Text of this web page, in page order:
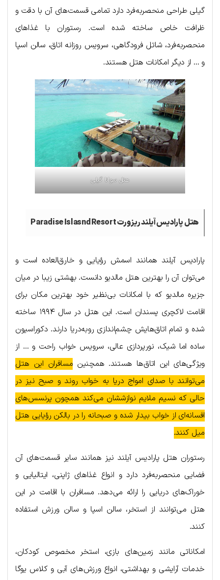
گیلی طراحی منحصربه‌فرد دارد تمامی قسمت‎‌های آن با دقت و
ظرافت خاص ساخته شده است. رستوران‌ با غذاهای
منحصربه‌فرد، شاتل فرودگاهی، سرویس روزانه اتاق، سالن اسپا
و … از دیگر امکانات هتل هستند.
هتل سوانا گیلی
هتل پارادیس آیلند ریزورت Paradise Islasnd Resort
پارادیس آیلند همانند اسمش رؤیایی و خارق‌العاده است و
می‌توان آن را بهترین هتل مالدیو دانست. بهشتی زیبا در میان
جزیره مالدیو که با امکانات بی‌نظیر خود بهترین مکان برای
اقامت لاکچری پسندان است. این هتل در سال ۱۹۹۴ ساخته
شده و تمام اتاق‌هایش چشم‌اندازی روبه‌دریا دارند. دکوراسیون
ساده اما شیک، نورپردازی عالی، سرویس خواب راحت و … از
ویژگی‌های این اتاق‌ها هستند. همچنین مسافران این هتل
می‌توانند با صدای امواج دریا به خواب روند و صبح نیز در
حالی که نسیم ملایم نوازششان می‌کند همچون پرنسس‌های
افسانه‌ای از خواب بیدار شده و صبحانه را در بالکن رؤیایی هتل
میل کنند.
رستوران هتل پارادیس آیلند نیز همانند سایر قسمت‌های آن
فضایی منحصربه‌فرد دارد و انواع غذاهای ژاپنی، ایتالیایی و
خوراک‌های دریایی را ارائه می‌دهد. مسافران با اقامت در این
هتل می‌توانند از استخر، سالن اسپا و سالن ورزش استفاده
کنند.
امکاناتی مانند زمین‌های بازی، استخر مخصوص کودکان،
خدمات آرایشی و بهداشتی، انواع ورزش‌های آبی و کلاس یوگا